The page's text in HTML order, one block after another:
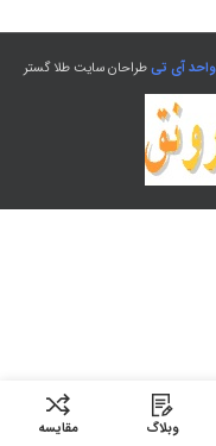
واحد آی تیطراحان سایت طلا گستر
وبلاگ مقایسه